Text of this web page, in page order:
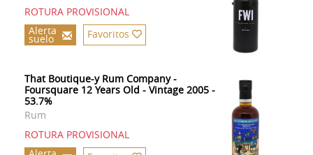
ROTURA PROVISIONAL
Alerta
suelo Favoritos
That Boutique-y Rum Company -
Foursquare 12 Years Old - Vintage 2005 -
53.7%
Rum
ROTURA PROVISIONAL